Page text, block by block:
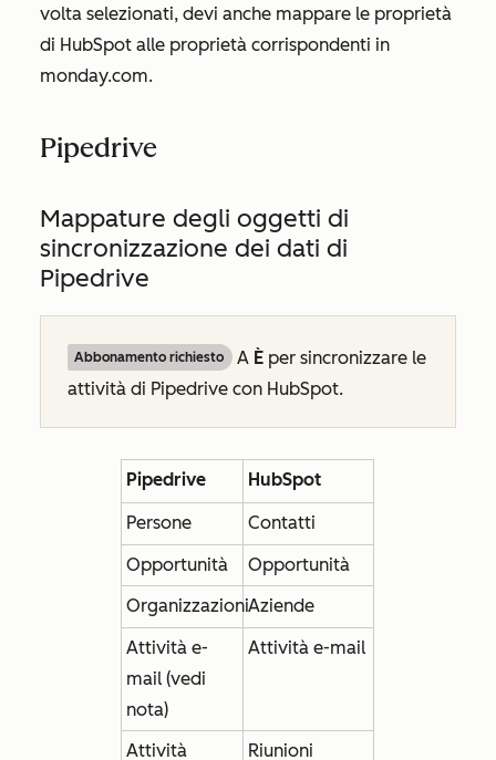
volta selezionati, devi anche mappare le proprietà
di HubSpot alle proprietà corrispondenti in
monday.com.
Pipedrive
Mappature degli oggetti di
sincronizzazione dei dati di
Pipedrive
Abbonamento richiesto A È per sincronizzare le
attività di Pipedrive con HubSpot.
Pipedrive HubSpot
Persone
Contatti
Opportunità
Opportunità
OrganizzazioniAziende
Attività e-
mail (vedi
nota)
Attività e-mail
Attività
Riunioni